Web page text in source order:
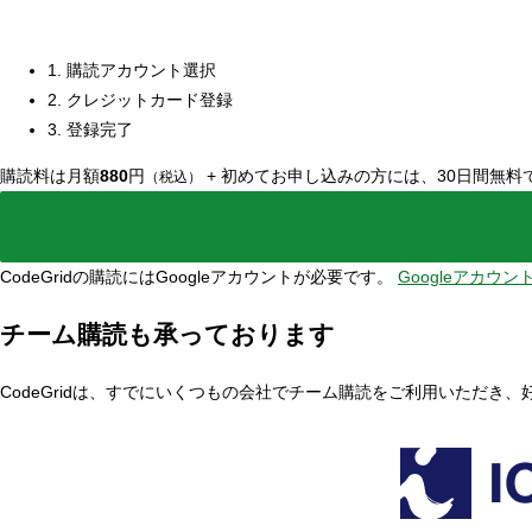
1. 購読アカウント選択
2. クレジットカード登録
3. 登録完了
購読料は月額880円 （税込） + 初めてお申し込みの方には、30日間無料
CodeGridの購読にはGoogleアカウントが必要です。 Googleアカウン
チーム購読も承っております
CodeGridは、すでにいくつもの会社でチーム購読をご利用いただき、